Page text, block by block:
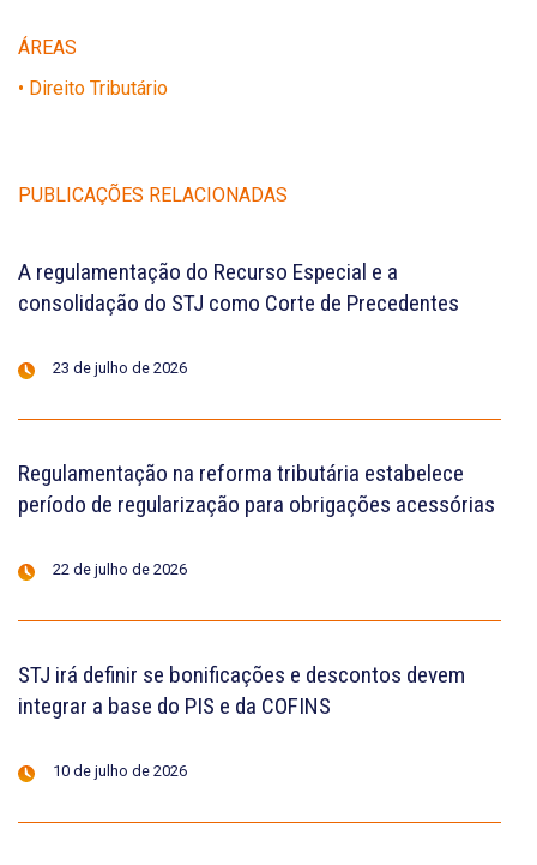
ÁREAS
• Direito Tributário
PUBLICAÇÕES RELACIONADAS
A regulamentação do Recurso Especial e a
consolidação do STJ como Corte de Precedentes
23 de julho de 2026
Regulamentação na reforma tributária estabelece
período de regularização para obrigações acessórias
22 de julho de 2026
STJ irá definir se bonificações e descontos devem
integrar a base do PIS e da COFINS
10 de julho de 2026